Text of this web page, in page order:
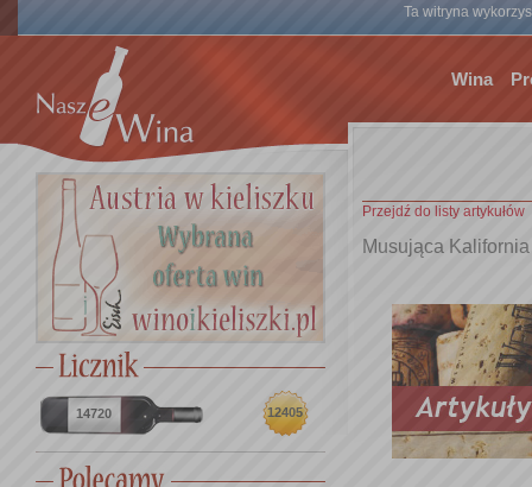
Ta witryna
Wina
14720 12405
Przejdź do listy artykułów
Musująca Kalifornia